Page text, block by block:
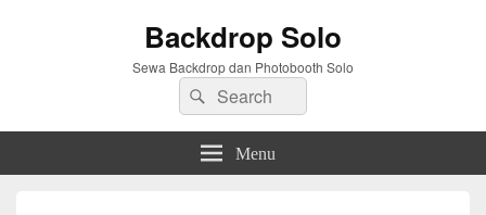
Backdrop Solo
Sewa Backdrop dan Photobooth Solo
Search
for:
Search
Menu